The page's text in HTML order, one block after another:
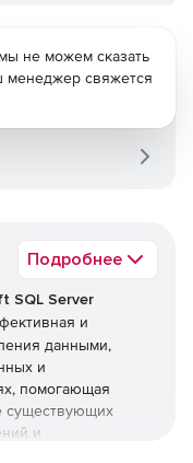
Подробнее
SQL Server
и
данными,
и
помогающая
существующих
и
не можем сказать
менеджер свяжется